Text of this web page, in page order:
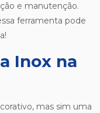
e manutenção.
ferramenta pode
Inox na
mas sim uma